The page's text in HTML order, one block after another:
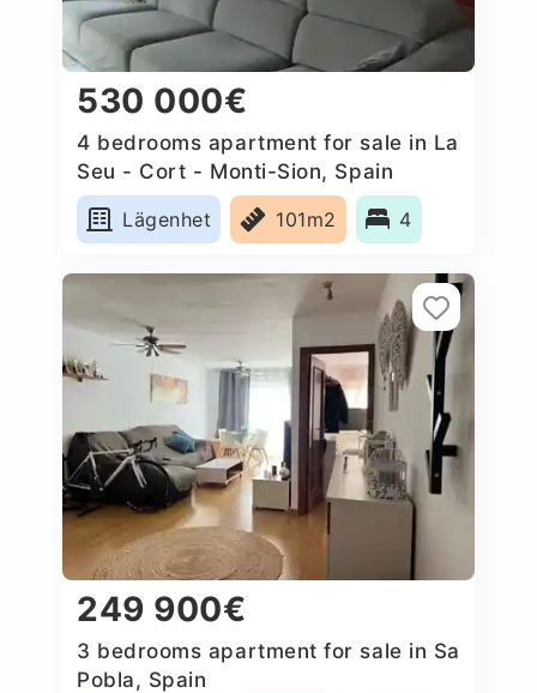
530 000€
4 bedrooms apartment for sale in La
Seu - Cort - Monti-Sion, Spain
Lägenhet
101m2 4
249 900€
3 bedrooms apartment for sale in Sa
Pobla, Spain